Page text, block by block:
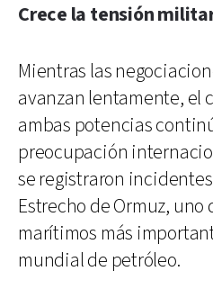
Crece la tensión
Mientras las
avanzan lentamente, el
ambas potencias
preocupación
se registraron
Estrecho de Ormuz, uno
marítimos más
mundial de petróleo.